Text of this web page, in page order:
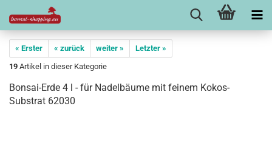
« Erster « zurück weiter »
Letzter »
19 Artikel in dieser Kategorie
Bonsai-Erde 4 l - für Nadelbäume mit feinem Kokos-
Substrat 62030